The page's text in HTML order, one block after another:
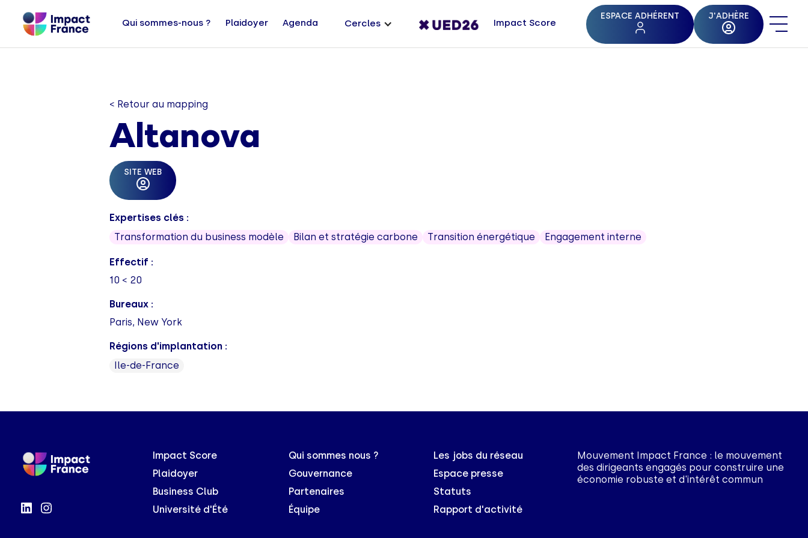
Qui sommes-nous ? Plaidoyer Agenda Cercles Impact Score
ESPACE ADHÉRENT J'ADHÈRE
< Retour au mapping
Altanova
SITE WEB
Expertises clés :
Transformation du business modèle
Bilan et stratégie carbone Transition énergétique Engagement interne
Effectif :
10 < 20
Bureaux :
Paris, New York
Régions d'implantation :
Ile-de-France
Impact Score
Plaidoyer
Business Club
Université d'Été
Qui sommes nous ?
Gouvernance
Partenaires
Équipe
Les jobs du réseau
Espace presse
Statuts
Rapport d'activité
Mouvement Impact France : le mouvement
des dirigeants engagés pour construire une
économie robuste et d'intérêt commun